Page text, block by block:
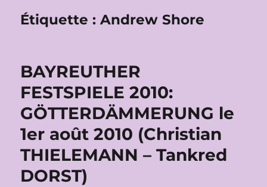
Étiquette :Andrew Shore
BAYREUTHER
FESTSPIELE 2010:
GÖTTERDÄMMERUNG le
1er août 2010 (Christian
THIELEMANN – Tankred
DORST)